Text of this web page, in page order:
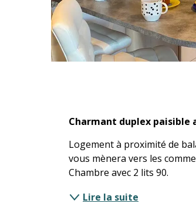
Charmant duplex paisible
Logement à proximité de
vous mènera vers les
Chambre avec 2 lits 90.
Lire la suite